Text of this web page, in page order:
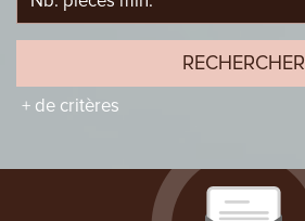
RECHERCHER
+ de critères